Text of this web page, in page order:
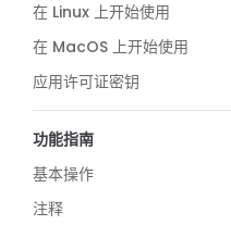
在 Linux 上开始使用
在 MacOS 上开始使用
应用许可证密钥
功能指南
基本操作
注释